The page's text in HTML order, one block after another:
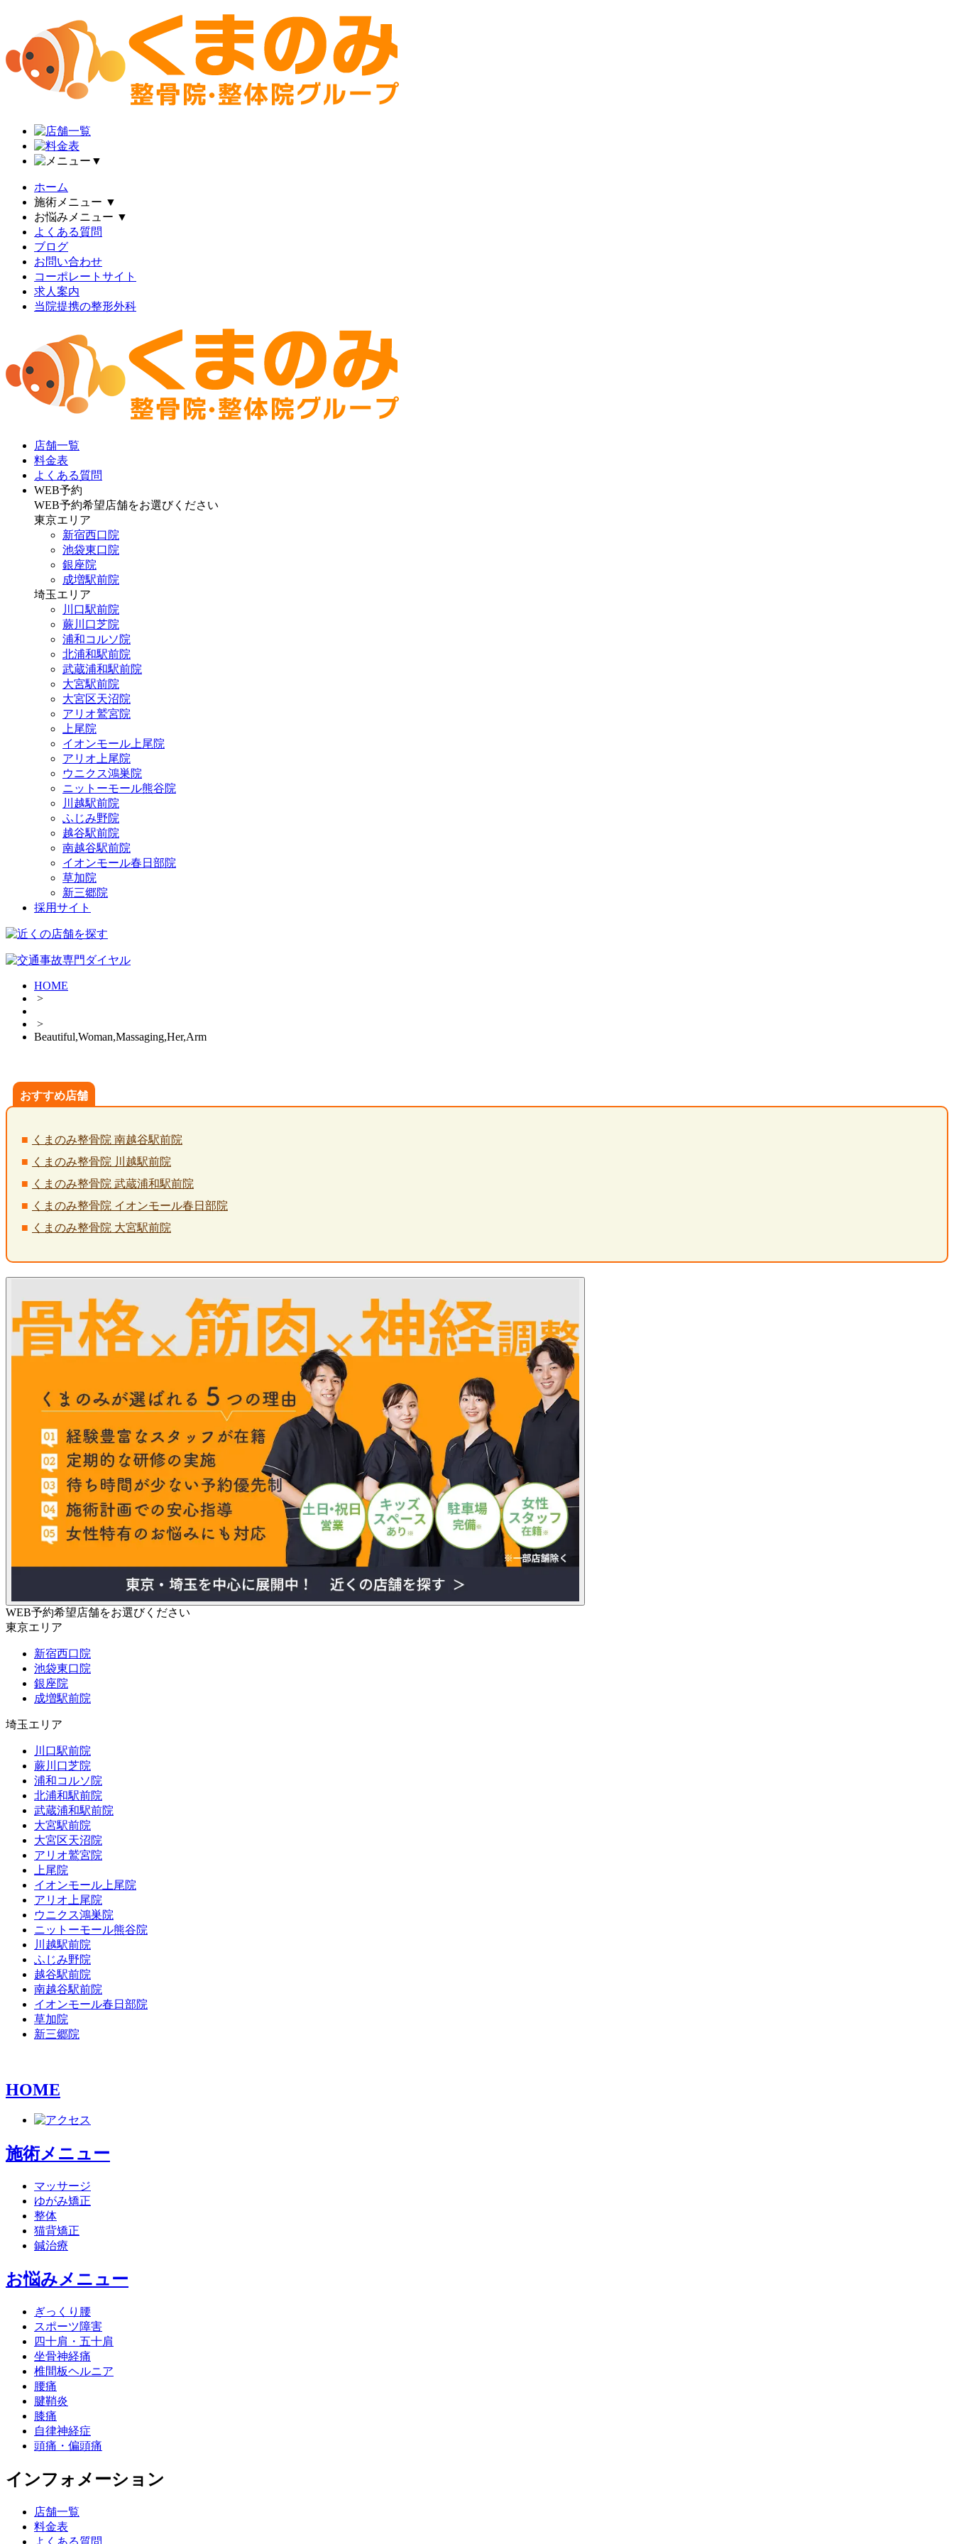
▼
ホーム
施術メニュー ▼
お悩みメニュー ▼
よくある質問
ブログ
お問い合わせ
コーポレートサイト
求人案内
当院提携の整形外科
店舗一覧
料金表
よくある質問
WEB予約
WEB予約希望店舗をお選びください
東京エリア
新宿西口院
池袋東口院
銀座院
成増駅前院
埼玉エリア
川口駅前院
蕨川口芝院
浦和コルソ院
北浦和駅前院
武蔵浦和駅前院
大宮駅前院
大宮区天沼院
アリオ鷲宮院
上尾院
イオンモール上尾院
アリオ上尾院
ウニクス鴻巣院
ニットーモール熊谷院
川越駅前院
ふじみ野院
越谷駅前院
南越谷駅前院
イオンモール春日部院
草加院
新三郷院
採用サイト
HOME
>
>
Beautiful,Woman,Massaging,Her,Arm
おすすめ店舗
くまのみ整骨院 南越谷駅前院
くまのみ整骨院 川越駅前院
くまのみ整骨院 武蔵浦和駅前院
くまのみ整骨院 イオンモール春日部院
くまのみ整骨院 大宮駅前院
WEB予約希望店舗をお選びください
東京エリア
新宿西口院
池袋東口院
銀座院
成増駅前院
埼玉エリア
川口駅前院
蕨川口芝院
浦和コルソ院
北浦和駅前院
武蔵浦和駅前院
大宮駅前院
大宮区天沼院
アリオ鷲宮院
上尾院
イオンモール上尾院
アリオ上尾院
ウニクス鴻巣院
ニットーモール熊谷院
川越駅前院
ふじみ野院
越谷駅前院
南越谷駅前院
イオンモール春日部院
草加院
新三郷院
HOME
施術メニュー
マッサージ
ゆがみ矯正
整体
猫背矯正
鍼治療
お悩みメニュー
ぎっくり腰
スポーツ障害
四十肩・五十肩
坐骨神経痛
椎間板ヘルニア
腰痛
腱鞘炎
膝痛
自律神経症
頭痛・偏頭痛
インフォメーション
店舗一覧
料金表
よくある質問